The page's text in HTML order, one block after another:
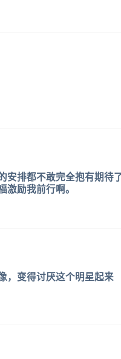
安排都不敢完全抱有期待
励我前行啊。
，变得讨厌这个明星起来